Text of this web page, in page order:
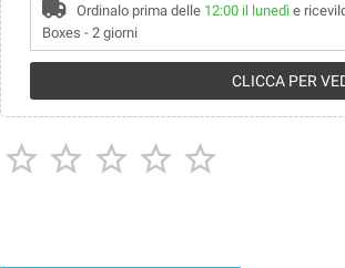
Ordinalo prima delle 12:00 il lunedì e
Boxes - 2 giorni
CLICCA PER
    